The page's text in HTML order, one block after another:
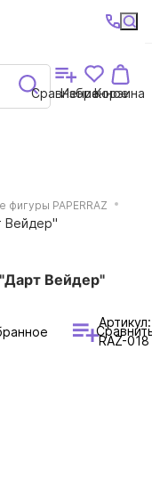
График
работы
Сравнение
Избранное
Корзина
фигуры PAPERRAZ
Вейдер"
Вейдер"
Артикул:
RAZ-018